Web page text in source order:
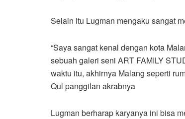
Selain itu Lugman mengaku sangat
“Saya sangat kenal dengan kota
sebuah galeri seni ART FAMILY
waktu itu, akhirnya Malang seperti
Qul panggilan akrabnya
Lugman berharap karyanya ini bisa